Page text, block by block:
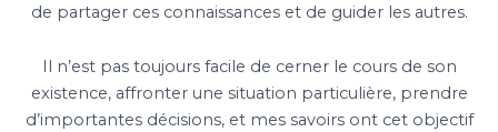
de partager ces connaissances et de guider les autres.
Il n’est pas toujours facile de cerner le cours de son
existence, affronter une situation particulière, prendre
d’importantes décisions, et mes savoirs ont cet objectif